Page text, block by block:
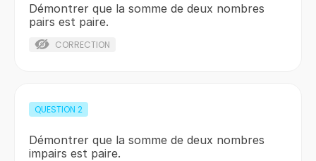
Démontrer que la somme de deux nombres
pairs est paire.
CORRECTION
QUESTION 2
Démontrer que la somme de deux nombres
impairs est paire.